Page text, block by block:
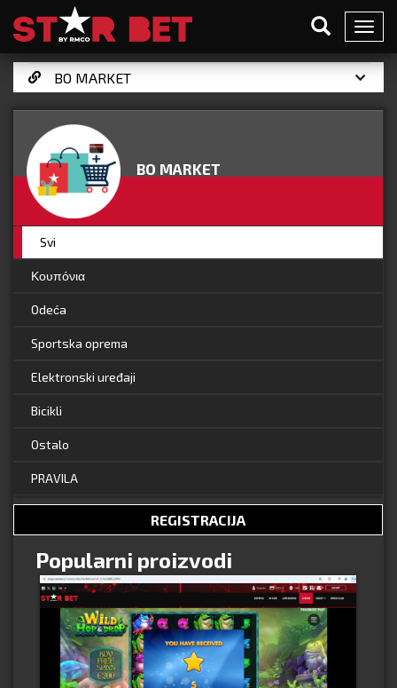
BO MARKET
Svi
Κουπόνια
Odeća
Sportska oprema
Elektronski uređaji
Bicikli
Ostalo
PRAVILA
REGISTRACIJA
Popularni proizvodi